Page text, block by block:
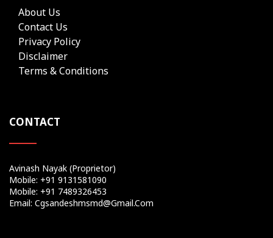
About Us
Contact Us
Privacy Policy
Disclaimer
Terms & Conditions
CONTACT
Avinash Nayak (Proprietor)
Mobile: +91 9131581090
Mobile: +91 7489326453
Email: Cgsandeshmsmd@gmail.com